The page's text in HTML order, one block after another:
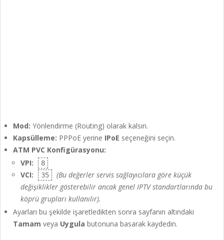
Mod: Yönlendirme (Routing) olarak kalsın.
Kapsülleme: PPPoE yerine IPoE seçeneğini seçin.
ATM PVC Konfigürasyonu:
VPI:
8
VCI: 35
(Bu değerler servis sağlayıcılara göre küçük
değişiklikler gösterebilir ancak genel IPTV standartlarında bu
köprü grupları kullanılır).
Ayarları bu şekilde işaretledikten sonra sayfanın altındaki
Tamam veya Uygula butonuna basarak kaydedin.